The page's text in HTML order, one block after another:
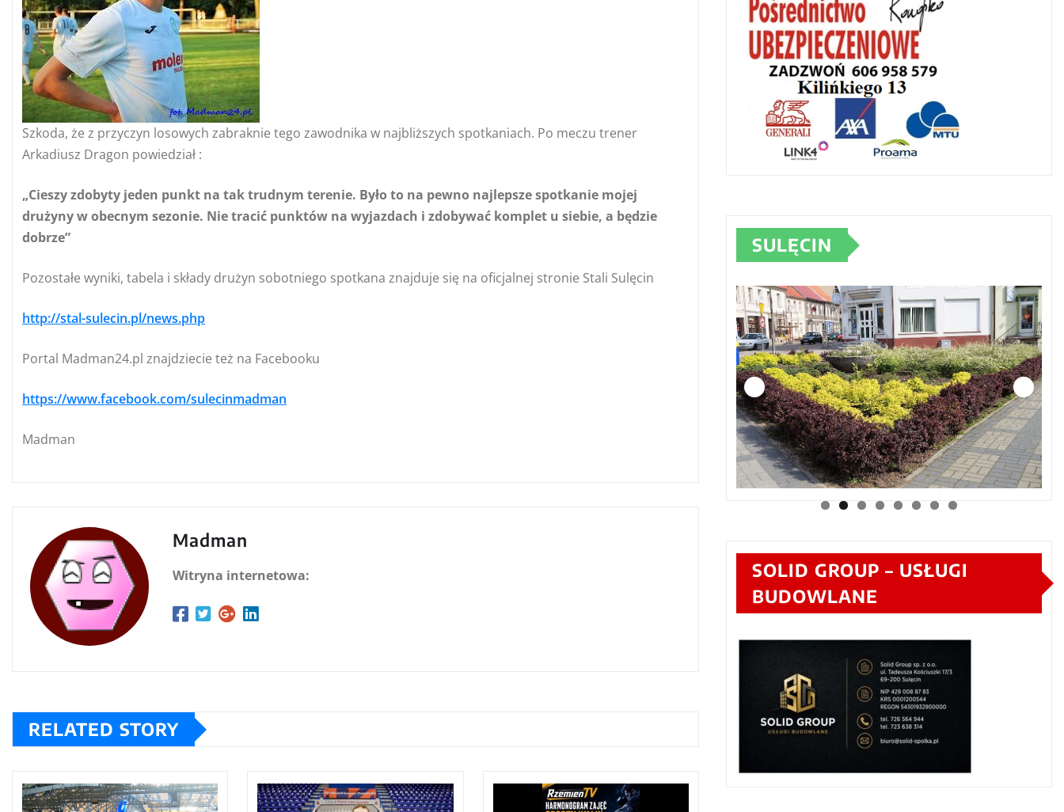
Szkoda, że z przyczyn losowych zabraknie tego zawodnika w najbliższych spotkaniach. Po meczu trener
Arkadiusz Dragon powiedział :
„Cieszy zdobyty jeden punkt na tak trudnym terenie. Było to na pewno najlepsze spotkanie mojej
drużyny w obecnym sezonie. Nie tracić punktów na wyjazdach i zdobywać komplet u siebie, a będzie
dobrze”
Pozostałe wyniki, tabela i składy drużyn sobotniego spotkana znajduje się na oficjalnej stronie Stali Sulęcin
http://stal-sulecin.pl/news.php
Portal Madman24.pl znajdziecie też na Facebooku
https://www.facebook.com/sulecinmadman
Madman
Madman
Witryna internetowa:
RELATED STORY
SULĘCIN
SOLID GROUP – USŁUGI
BUDOWLANE